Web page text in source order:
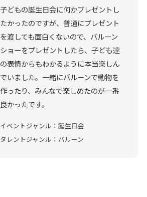
子どもの誕生日会に何かプレゼントし
たかったのですが、普通にプレゼント
を渡しても面白くないので、バルーン
ショーをプレゼントしたら、子ども達
の表情からもわかるように本当楽しん
でいました。一緒にバルーンで動物を
作ったり、みんなで楽しめたのが一番
良かったです。
イベントジャンル：誕生日会
タレントジャンル：バルーン